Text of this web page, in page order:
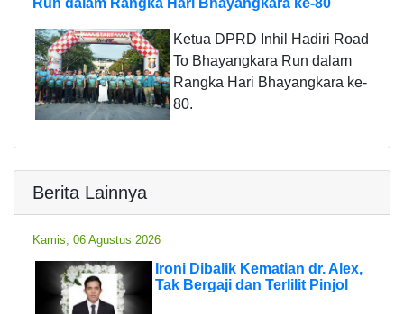
Ketua DPRD Inhil Hadiri Road
To Bhayangkara Run dalam
Rangka Hari Bhayangkara ke-
80.
Berita Lainnya
Kamis, 06 Agustus 2026
Ironi Dibalik Kematian dr. Alex,
Tak Bergaji dan Terlilit Pinjol